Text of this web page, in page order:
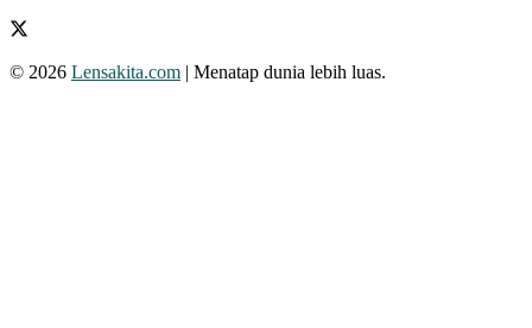
© 2026 Lensakita.com | Menatap dunia lebih luas.